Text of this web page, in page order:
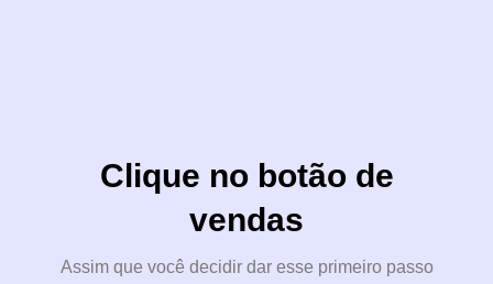
Clique no botão de
vendas
Assim que você decidir dar esse primeiro passo